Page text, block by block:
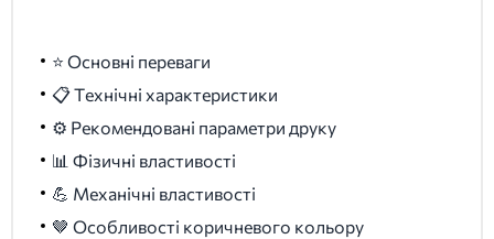
⭐ Основні переваги
📋 Технічні характеристики
⚙️ Рекомендовані параметри друку
📊 Фізичні властивості
💪 Механічні властивості
🤎 Особливості коричневого кольору